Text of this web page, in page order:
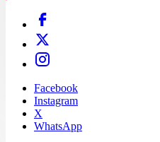
Facebook
Instagram
X
WhatsApp